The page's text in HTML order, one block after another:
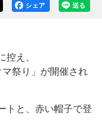
送る
シェア
控え、
祭り」が開催され
トと、赤い帽子で登